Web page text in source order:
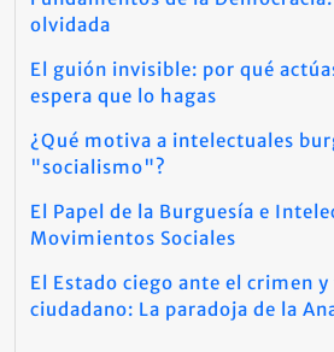
olvidada
El guión invisible: por qué
espera que lo hagas
¿Qué motiva a intelectuales
"socialismo"?
El Papel de la Burguesía e
Movimientos Sociales
El Estado ciego ante el crimen
ciudadano: La paradoja de la